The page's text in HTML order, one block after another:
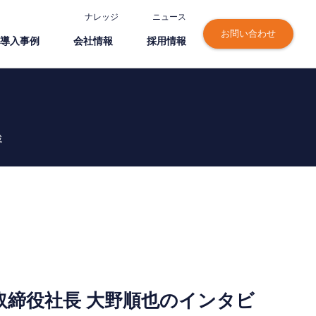
ナレッジ ニュース
導⼊事例 会社情報 採⽤情報
お問い合わせ
役社長 大野順也のインタビ